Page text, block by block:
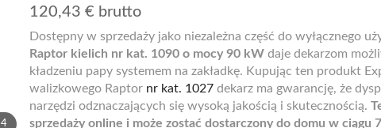
4
120,43 € brutto
Dostępny w sprzedaży jako niezależna część do wyłącznego
Raptor kielich nr kat. 1090 o mocy 90 kW daje dekarzom
kładzeniu papy systemem na zakładkę. Kupując ten produkt
walizkowego Raptor nr kat. 1027 dekarz ma gwarancję, że
narzędzi odznaczających się wysoką jakością i skutecznością.
sprzedaży online i może zostać dostarczony do domu w ciągu